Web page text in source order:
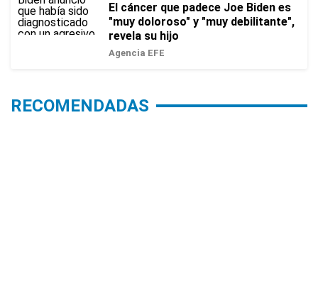
El cáncer que padece Joe Biden es
"muy doloroso" y "muy debilitante",
revela su hijo
Agencia EFE
RECOMENDADAS